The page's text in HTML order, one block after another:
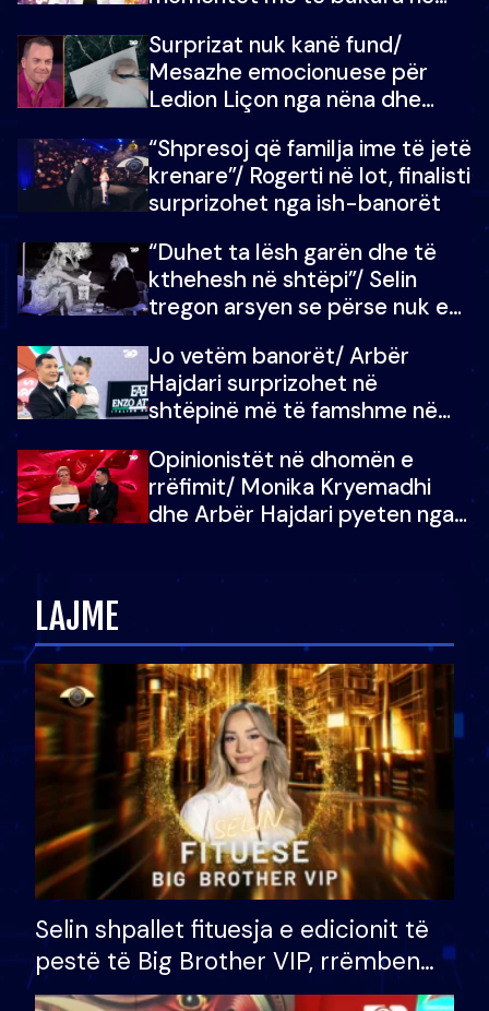
mungojë zilja e mëngjesit kur…
Surprizat nuk kanë fund/
Mesazhe emocionuese për
Ledion Liçon nga nëna dhe
mban dot lotët: Nuk meritoj…
“Shpresoj që familja ime të jetë
krenare”/ Rogerti në lot, finalisti
surprizohet nga ish-banorët
“Duhet ta lësh garën dhe të
kthehesh në shtëpi”/ Selin
tregon arsyen se përse nuk e
çoja luftën time deri në fund
Jo vetëm banorët/ Arbër
Hajdari surprizohet në
shtëpinë më të famshme në
vajzën e tij
Opinionistët në dhomën e
rrëfimit/ Monika Kryemadhi
dhe Arbër Hajdari pyeten nga
LAJME
Selin shpallet fituesja e edicionit të
pestë të Big Brother VIP, rrëmben
çmimin e madh prej 100 mijë eurosh